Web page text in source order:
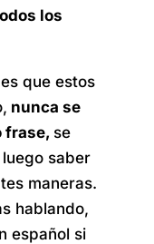
los
que estos
nunca se
frase, se
saber
maneras.
hablando,
español si